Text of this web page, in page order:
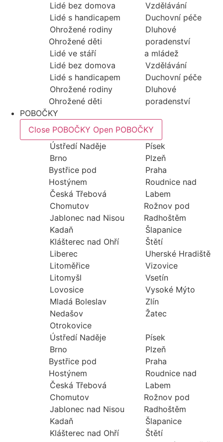
Lidé bez domova
Lidé s handicapem
Ohrožené rodiny
Ohrožené děti
Vzdělávání
Duchovní péče
Dluhové
poradenství
Lidé ve stáří
Lidé bez domova
Lidé s handicapem
Ohrožené rodiny
Ohrožené děti
a mládež
Vzdělávání
Duchovní péče
Dluhové
poradenství
POBOČKY
Close POBOČKY Open POBOČKY
Ústředí Naděje
Brno
Bystřice pod
Hostýnem
Česká Třebová
Chomutov
Jablonec nad Nisou
Kadaň
Klášterec nad Ohří
Liberec
Litoměřice
Litomyšl
Lovosice
Mladá Boleslav
Nedašov
Otrokovice
Písek
Plzeň
Praha
Roudnice nad
Labem
Rožnov pod
Radhoštěm
Šlapanice
Štětí
Uherské Hradiště
Vizovice
Vsetín
Vysoké Mýto
Zlín
Žatec
Ústředí Naděje
Brno
Bystřice pod
Hostýnem
Česká Třebová
Chomutov
Jablonec nad Nisou
Kadaň
Klášterec nad Ohří
Písek
Plzeň
Praha
Roudnice nad
Labem
Rožnov pod
Radhoštěm
Šlapanice
Štětí